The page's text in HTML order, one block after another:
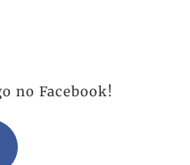
no Facebook!